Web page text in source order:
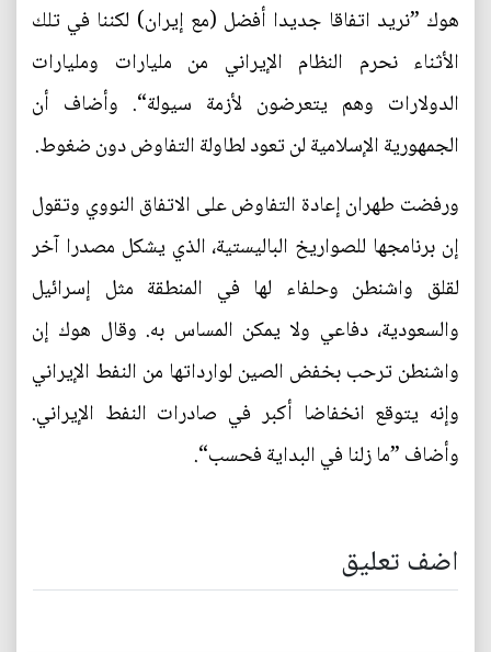
هوك ”نريد اتفاقا جديدا أفضل (مع إيران) لكننا في تلك
الأثناء نحرم النظام الإيراني من مليارات ومليارات
الدولارات وهم يتعرضون لأزمة سيولة“. وأضاف أن
الجمهورية الإسلامية لن تعود لطاولة التفاوض دون ضغوط.
ورفضت طهران إعادة التفاوض على الاتفاق النووي وتقول
إن برنامجها للصواريخ الباليستية، الذي يشكل مصدرا آخر
لقلق واشنطن وحلفاء لها في المنطقة مثل إسرائيل
والسعودية، دفاعي ولا يمكن المساس به. وقال هوك إن
واشنطن ترحب بخفض الصين لوارداتها من النفط الإيراني
وإنه يتوقع انخفاضا أكبر في صادرات النفط الإيراني.
وأضاف ”ما زلنا في البداية فحسب“.
اضف تعليق